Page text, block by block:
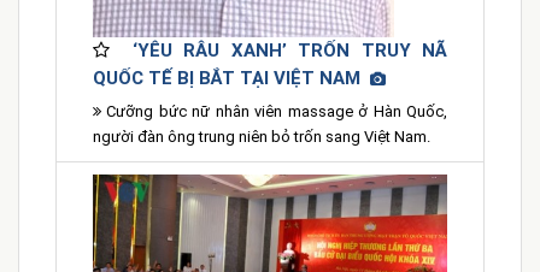
‘YÊU RÂU XANH’ TRỐN TRUY NÃ
QUỐC TẾ BỊ BẮT TẠI VIỆT NAM
Cưỡng bức nữ nhân viên massage ở Hàn Quốc,
người đàn ông trung niên bỏ trốn sang Việt Nam.